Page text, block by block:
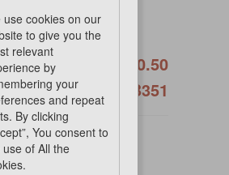
฿370.50
฿351
ได้
use cookies on our
to give you the
relevant
by
your
and repeat
By clicking
You consent to
use of All the